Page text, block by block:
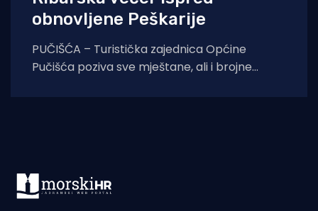
obnovljene Peškarije
PUČIŠĆA – Turistička zajednica Općine
Pučišća poziva sve mještane, ali i brojne